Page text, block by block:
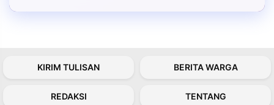
KIRIM TULISAN BERITA WARGA
REDAKSI TENTANG